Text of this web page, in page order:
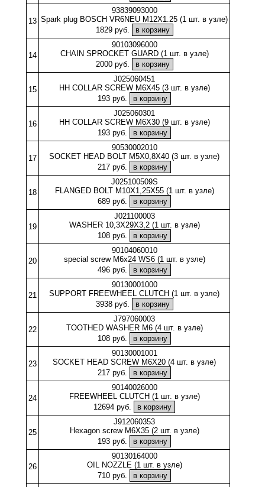
13
93839093000
Spark plug BOSCH VR6NEU M12X1.25 (1 шт. в узле)
1829 руб.
14
90103096000
CHAIN SPROCKET GUARD (1 шт. в узле)
2000 руб.
15
J025060451
HH COLLAR SCREW M6X45 (3 шт. в узле)
193 руб.
16
J025060301
HH COLLAR SCREW M6X30 (9 шт. в узле)
193 руб.
17
90530002010
SOCKET HEAD BOLT M5X0,8X40 (3 шт. в узле)
217 руб.
18
J025100509S
FLANGED BOLT M10X1,25X55 (1 шт. в узле)
689 руб.
19
J021100003
WASHER 10,3X29X3,2 (1 шт. в узле)
108 руб.
20
90104060010
special screw M6x24 WS6 (1 шт. в узле)
496 руб.
21
90130001000
SUPPORT FREEWHEEL CLUTCH (1 шт. в узле)
3938 руб.
22
J797060003
TOOTHED WASHER M6 (4 шт. в узле)
108 руб.
23
90130001001
SOCKET HEAD SCREW M6X20 (4 шт. в узле)
217 руб.
24
90140026000
FREEWHEEL CLUTCH (1 шт. в узле)
12694 руб.
25
J912060353
Hexagon screw M6X35 (2 шт. в узле)
193 руб.
26
90130164000
OIL NOZZLE (1 шт. в узле)
710 руб.